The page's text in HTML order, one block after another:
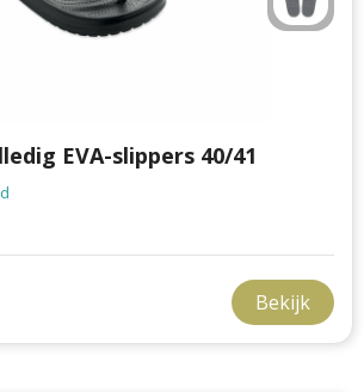
EVA-slippers 40/41
Bekijk